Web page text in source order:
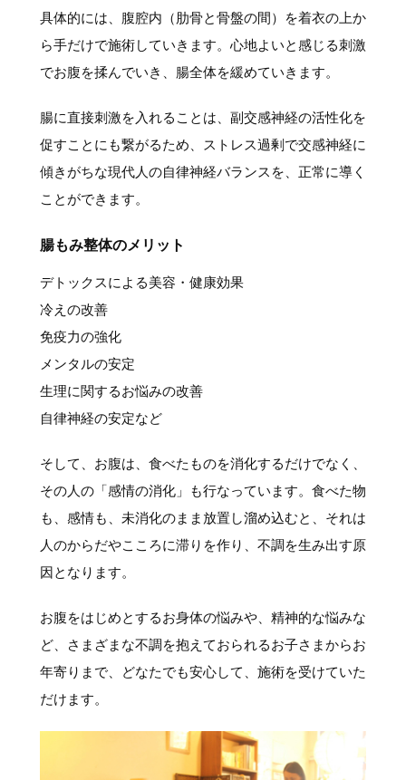
具体的には、腹腔内（肋骨と骨盤の間）を着衣の上か
ら手だけで施術していきます。心地よいと感じる刺激
でお腹を揉んでいき、腸全体を緩めていきます。
腸に直接刺激を入れることは、副交感神経の活性化を
促すことにも繋がるため、ストレス過剰で交感神経に
傾きがちな現代人の自律神経バランスを、正常に導く
ことができます。
腸もみ整体のメリット
デトックスによる美容・健康効果
冷えの改善
免疫力の強化
メンタルの安定
生理に関するお悩みの改善
自律神経の安定など
そして、お腹は、食べたものを消化するだけでなく、
その人の「感情の消化」も行なっています。食べた物
も、感情も、未消化のまま放置し溜め込むと、それは
人のからだやこころに滞りを作り、不調を生み出す原
因となります。
お腹をはじめとするお身体の悩みや、精神的な悩みな
ど、さまざまな不調を抱えておられるお子さまからお
年寄りまで、どなたでも安心して、施術を受けていた
だけます。